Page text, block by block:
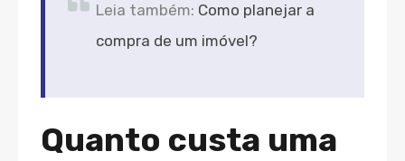
Leia também: Como planejar a
compra de um imóvel?
Quanto custa uma